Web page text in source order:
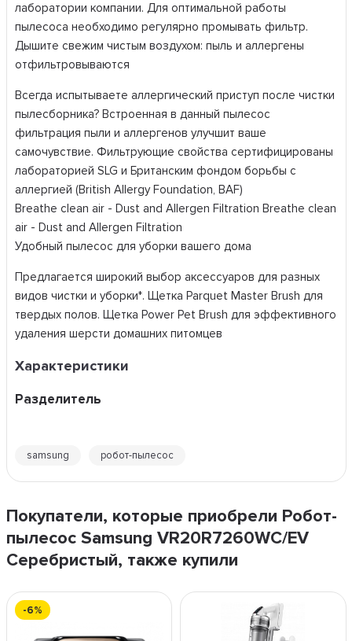
лаборатории компании. Для оптимальной работы
пылесоса необходимо регулярно промывать фильтр.
Дышите свежим чистым воздухом: пыль и аллергены
отфильтровываются
Всегда испытываете аллергический приступ после чистки
пылесборника? Встроенная в данный пылесос
фильтрация пыли и аллергенов улучшит ваше
самочувствие. Фильтрующие свойства сертифицированы
лабораторией SLG и Британским фондом борьбы с
аллергией (British Allergy Foundation, BAF)
Breathe clean air - Dust and Allergen Filtration Breathe clean
air - Dust and Allergen Filtration
Удобный пылесос для уборки вашего дома
Предлагается широкий выбор аксессуаров для разных
видов чистки и уборки*. Щетка Parquet Master Brush для
твердых полов. Щетка Power Pet Brush для эффективного
удаления шерсти домашних питомцев
Характеристики
Разделитель
samsung робот-пылесос
Покупатели, которые приобрели Робот-
пылесос Samsung VR20R7260WC/EV
Серебристый, также купили
-6%